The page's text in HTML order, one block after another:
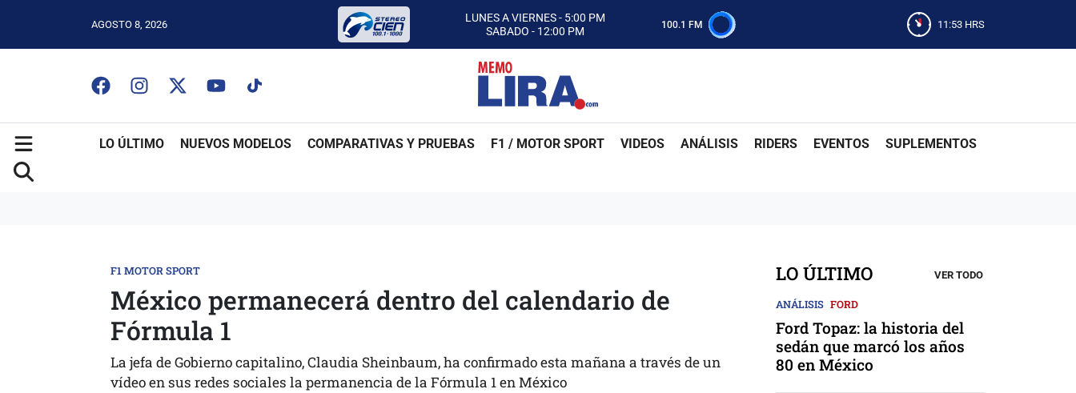
AGOSTO 8, 2026
LUNES A VIERNES - 5:00 PM
SABADO - 12:00 PM
ESCUCHA AUTOS AL CIEN
CON MEMO LIRA Y SU EQUIPO
LUNES A VIERNES - 5:00 PM
SABADO - 12:00 PM
100.1 FM 11:53 HRS
LO ÚLTIMO NUEVOS MODELOS COMPARATIVAS Y PRUEBAS F1 / MOTOR SPORT VIDEOS ANÁLISIS RIDERS EVENTOS SUPLEMENTOS
F1 MOTOR SPORT
México permanecerá dentro del calendario de
Fórmula 1
La jefa de Gobierno capitalino, Claudia Sheinbaum, ha confirmado esta mañana a través de un
vídeo en sus redes sociales la permanencia de la Fórmula 1 en México
LO ÚLTIMO VER TODO
ANÁLISIS FORD
Ford Topaz: la historia del
sedán que marcó los años
80 en México